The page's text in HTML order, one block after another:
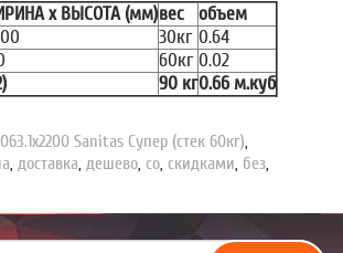
x ВЫСОТА (мм)вес
объем
30кг 0.64
60кг 0.02
90 кг0.66 м.куб
Sanitas Супер (стек 60кг),
, доставка, дешево, со, скидками, без,